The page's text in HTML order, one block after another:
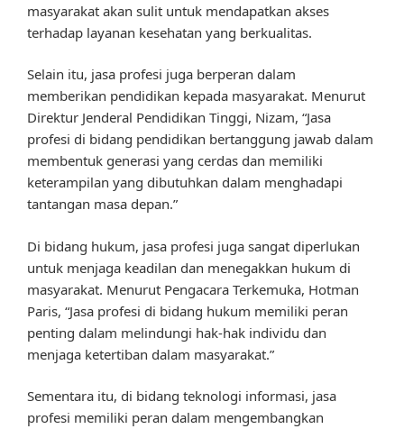
masyarakat akan sulit untuk mendapatkan akses
terhadap layanan kesehatan yang berkualitas.
Selain itu, jasa profesi juga berperan dalam
memberikan pendidikan kepada masyarakat. Menurut
Direktur Jenderal Pendidikan Tinggi, Nizam, “Jasa
profesi di bidang pendidikan bertanggung jawab dalam
membentuk generasi yang cerdas dan memiliki
keterampilan yang dibutuhkan dalam menghadapi
tantangan masa depan.”
Di bidang hukum, jasa profesi juga sangat diperlukan
untuk menjaga keadilan dan menegakkan hukum di
masyarakat. Menurut Pengacara Terkemuka, Hotman
Paris, “Jasa profesi di bidang hukum memiliki peran
penting dalam melindungi hak-hak individu dan
menjaga ketertiban dalam masyarakat.”
Sementara itu, di bidang teknologi informasi, jasa
profesi memiliki peran dalam mengembangkan